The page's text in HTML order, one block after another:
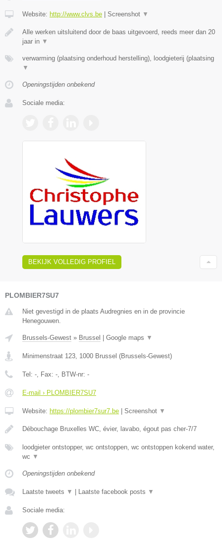
Website: http://www.clvs.be | Screenshot ▼
Alle werken uitsluitend door de baas uitgevoerd, reeds meer dan 20
jaar in ▼
verwarming (plaatsing onderhoud herstelling), loodgieterij (plaatsing
▼
Openingstijden onbekend
Sociale media:
BEKIJK VOLLEDIG PROFIEL
PLOMBIER7SU7
Niet gevestigd in de plaats Audregnies en in de provincie
Henegouwen.
Brussels-Gewest » Brussel Google maps ▼
Minimenstraat 123, 1000 Brussel (Brussels-Gewest)
Tel: -, Fax: -, BTW-nr: -
E-mail › PLOMBIER7SU7
Website: https://plombier7sur7.be Screenshot ▼
Débouchage Bruxelles WC, évier, lavabo, égout pas cher-7/7
loodgieter ontstopper, wc ontstoppen, wc ontstoppen kokend water,
wc ▼
Openingstijden onbekend
Laatste tweets ▼ Laatste facebook posts ▼
Sociale media: